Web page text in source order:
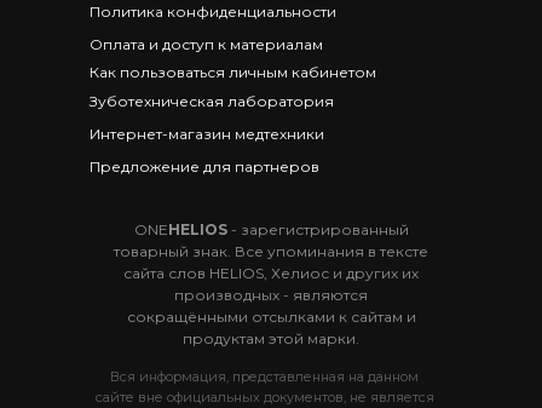
Политика конфиденциальности
Оплата и доступ к материалам
Как пользоваться личным кабинетом
Зуботехническая лаборатория
Интернет-магазин медтехники
Предложение для партнеров
Вся информация, представленная на данном
сайте вне официальных документов, не является
ONEHELIOS- зарегистрированный
товарный знак. Все упоминания в тексте
сайта слов HELIOS, Хелиос и других их
производных - являются
сокращёнными отсылками к сайтам и
продуктам этой марки.